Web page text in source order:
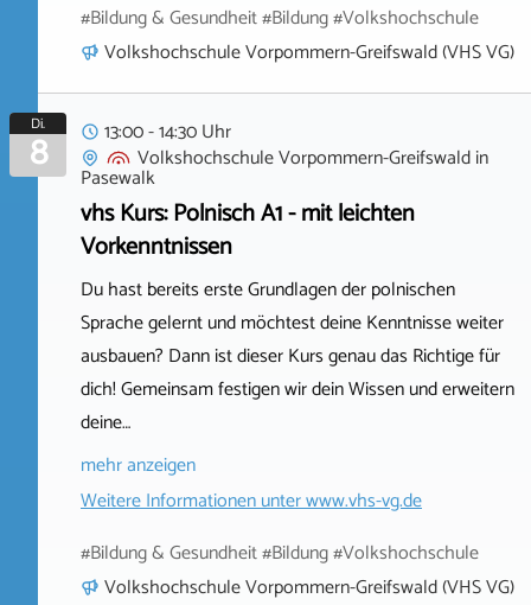
#Bildung & Gesundheit #Bildung #Volkshochschule
Volkshochschule Vorpommern-Greifswald (VHS VG)
Di.
8
13:00 - 14:30 Uhr
Volkshochschule Vorpommern-Greifswaldin
Pasewalk
vhs Kurs: Polnisch A1 - mit leichten
Vorkenntnissen
Du hast bereits erste Grundlagen der polnischen
Sprache gelernt und möchtest deine Kenntnisse weiter
ausbauen? Dann ist dieser Kurs genau das Richtige für
dich! Gemeinsam festigen wir dein Wissen und erweitern
deine…
mehr anzeigen
Weitere Informationen unterwww.vhs-vg.de
#Bildung & Gesundheit #Bildung #Volkshochschule
Volkshochschule Vorpommern-Greifswald (VHS VG)